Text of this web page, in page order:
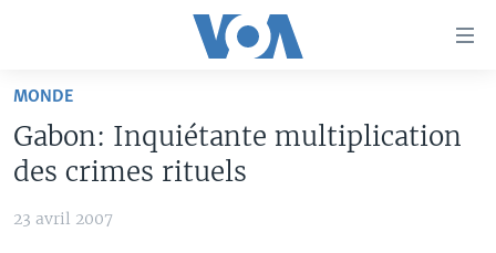
Retour
navigation
TV
MONDE
Gabon: Inquiétante multiplication
des crimes rituels
23 avril 2007